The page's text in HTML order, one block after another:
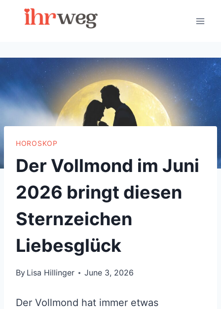
HOROSKOP
Der Vollmond im Juni
2026 bringt diesen
Sternzeichen
Liebesglück
By Lisa Hillinger June 3, 2026
Der Vollmond hat immer etwas